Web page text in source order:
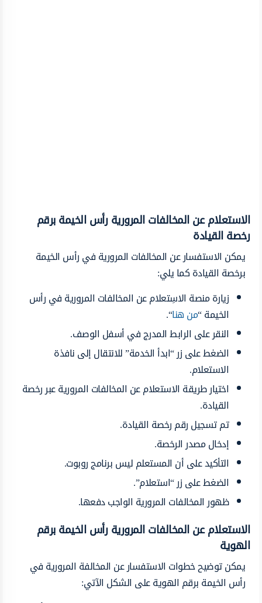
الاستعلام عن المخالفات المرورية رأس الخيمة برقم
رخصة القيادة
يمكن الاستفسار عن المخالفات المرورية في رأس الخيمة
برخصة القيادة كما يلي:
زيارة منصة الاسِتعلام عن المخالفات المرورية في رأس
الخيمة “من هنا“.
النقر على الرابط المدرج في أسفل الوصف.
الضغط على زر “ابدأ الخدمة” للانتقال إلى نافذة
الاستعلام.
اختيار طريقة الاستعلام عن المخالفات المرورية عبر رخصة
القيادة.
تم تسجيل رقم رخصة القيادة.
إدخال مصدر الرخصة.
التأكيد على أن المستعلم ليس برنامج روبوت.
الضغط على زر “استعلام”.
ظهور المخالفات المرورية الواجب دفعها.
الاستعلام عن المخالفات المرورية رأس الخيمة برقم
الهوية
يمكن توضيح خطوات الاستفسار عن المخالفة المرورية في
رأس الخيمة برقم الهوية على الشكل الآتي: